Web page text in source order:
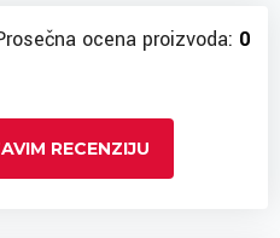
ocena proizvoda: 0
RECENZIJU